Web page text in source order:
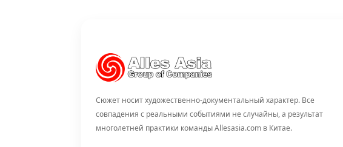
Сюжет носит художественно-документальный характер. Все
совпадения с реальными событиями не случайны, а результат
многолетней практики команды Allesasia.com в Китае.